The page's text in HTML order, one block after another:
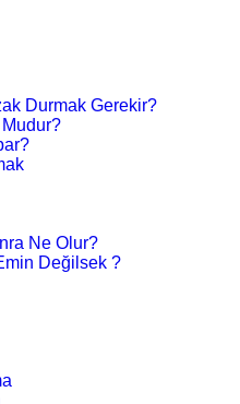
Durmak Gerekir?
Ne Olur?
Değilsek ?